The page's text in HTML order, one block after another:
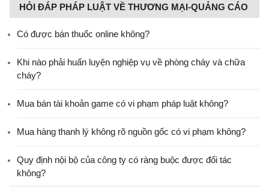
HỎI ĐÁP PHÁP LUẬT VỀ THƯƠNG MẠI-QUẢNG CÁO
Có được bán thuốc online không?
Khi nào phải huấn luyện nghiệp vụ về phòng cháy và chữa
cháy?
Mua bán tài khoản game có vi phạm pháp luật không?
Mua hàng thanh lý không rõ nguồn gốc có vi phạm không?
Quy định nội bộ của công ty có ràng buộc được đối tác
không?